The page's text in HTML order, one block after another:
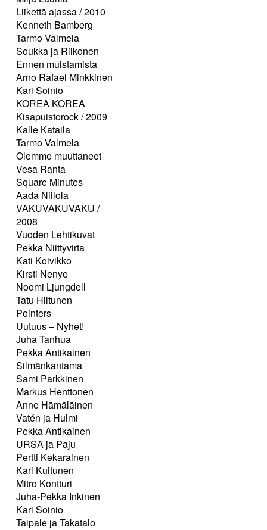
Liikettä ajassa / 2010
Kenneth Bamberg
Tarmo Valmela
Soukka ja Riikonen
Ennen muistamista
Arno Rafael Minkkinen
Kari Soinio
KOREA KOREA
Kisapuistorock / 2009
Kalle Kataila
Tarmo Valmela
Olemme muuttaneet
Vesa Ranta
Square Minutes
Aada Niilola
VAKUVAKUVAKU /
2008
Vuoden Lehtikuvat
Pekka Niittyvirta
Kati Koivikko
Kirsti Nenye
Noomi Ljungdell
Tatu Hiltunen
Pointers
Uutuus – Nyhet!
Juha Tanhua
Pekka Antikainen
Silmänkantama
Sami Parkkinen
Markus Henttonen
Anne Hämäläinen
Vatén ja Hulmi
Pekka Antikainen
URSA ja Paju
Pertti Kekarainen
Kari Kuitunen
Mitro Kontturi
Juha-Pekka Inkinen
Kari Soinio
Taipale ja Takatalo